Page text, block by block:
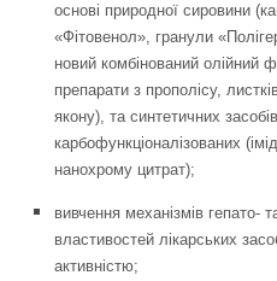
основі природної сировини
«Фітовенол», гранули
новий комбінований олійний
препарати з прополісу,
якону), та синтетичних
карбофункціоналізованих
нанохрому цитрат);
вивчення механізмів гепато-
властивостей лікарських
активністю;